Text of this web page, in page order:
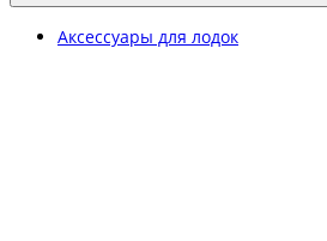
Аксессуары для лодок